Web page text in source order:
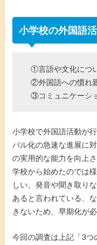
小学校の外国語
①言語や文化につ
②外国語への慣れ
③コミュニケーシ
小学校で外国語活動が
バル化の急速な進展に
の実用的な能力を向上
学校から始めたのでは
しい、発音や聞き取り
あると言われている、
きないため、早期化が
今回の調査は上記「3つ